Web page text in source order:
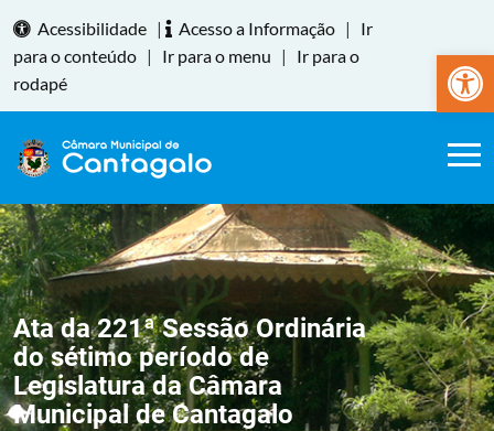
Abrir
Acessibilidade | Acesso a Informação |
Ir
para o conteúdo | Ir para o menu |
Ir para o
rodapé
Ata da 221ª Sessão Ordinária
do sétimo período de
Legislatura da Câmara
Municipal de Cantagalo